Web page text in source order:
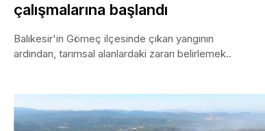
çalışmalarına başlandı
Balıkesir'in Gömeç ilçesinde çıkan yangının
ardından, tarımsal alanlardaki zararı belirlemek..